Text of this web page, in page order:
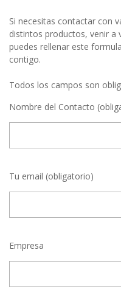
Si necesitas contactar con
distintos productos, venir a
puedes rellenar este
contigo.
Todos los campos son
Nombre del Contacto
Tu email (obligatorio)
Empresa